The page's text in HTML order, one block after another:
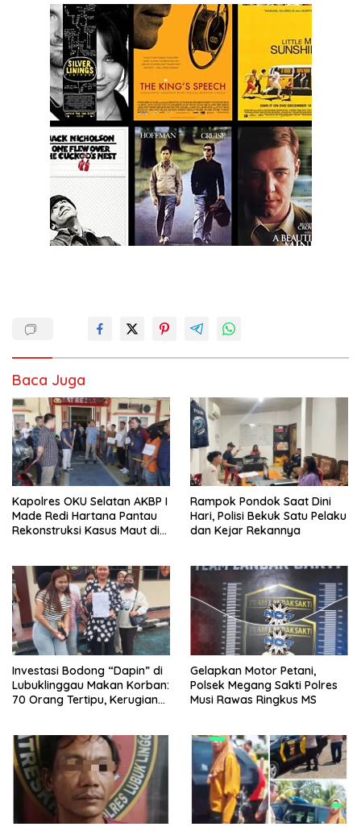
Baca Juga
Kapolres OKU Selatan AKBP I
Made Redi Hartana Pantau
Rekonstruksi Kasus Maut di
Rampok Pondok Saat Dini
Hari, Polisi Bekuk Satu Pelaku
dan Kejar Rekannya
Investasi Bodong “Dapin” di
Lubuklinggau Makan Korban:
70 Orang Tertipu, Kerugian
Gelapkan Motor Petani,
Polsek Megang Sakti Polres
Musi Rawas Ringkus MS